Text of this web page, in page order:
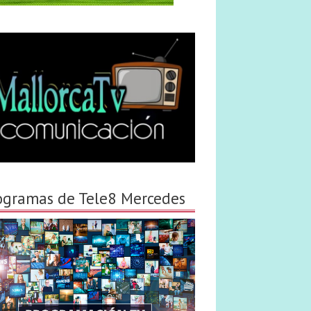
de Tele8 Mercedes